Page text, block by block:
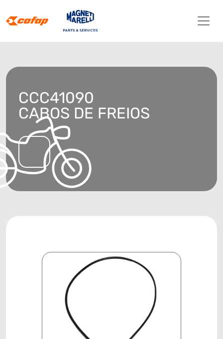
CCC41090
CABOS DE FREIOS